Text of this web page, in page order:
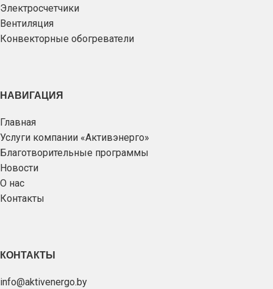
Электросчетчики
Вентиляция
Конвекторные обогреватели
НАВИГАЦИЯ
Главная
Услуги компании «Активэнерго»
Благотворительные программы
Новости
О нас
Контакты
КОНТАКТЫ
info@aktivenergo.by